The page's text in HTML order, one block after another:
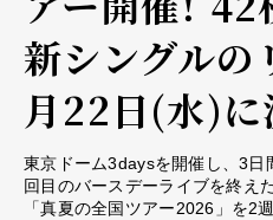
新シングルの
月22日(水)に
東京ドーム3daysを開催し、3
回目のバースデーライブを終え
「真夏の全国ツアー2026」を2